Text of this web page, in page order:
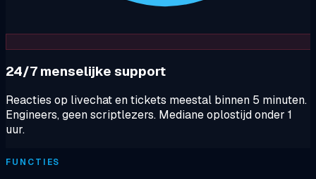
24/7 menselijke support
Reacties op livechat en tickets meestal binnen 5 minuten.
Engineers, geen scriptlezers. Mediane oplostijd onder 1
uur.
FUNCTIES